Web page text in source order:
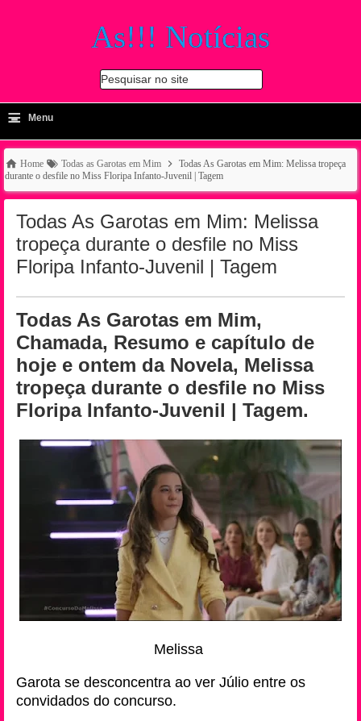
As!!! Notícias
Pesquisar no site
-
≡ Menu
Home Todas as Garotas em Mim
Todas As Garotas em Mim: Melissa tropeça
durante o desfile no Miss Floripa Infanto-Juvenil | Tagem
Todas As Garotas em Mim: Melissa
tropeça durante o desfile no Miss
Floripa Infanto-Juvenil | Tagem
Todas As Garotas em Mim,
Chamada, Resumo e capítulo de
hoje e ontem da Novela, Melissa
tropeça durante o desfile no Miss
Floripa Infanto-Juvenil | Tagem.
Melissa
Garota se desconcentra ao ver Júlio entre os
convidados do concurso.